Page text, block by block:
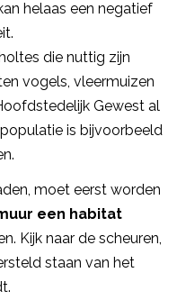
helaas een negatief
die nuttig zijn
vogels, vleermuizen
Gewest al
is bijvoorbeeld
moet eerst worden
een habitat
Kijk naar de scheuren,
staan van het